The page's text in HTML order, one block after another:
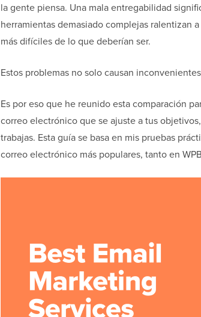
la gente piensa. Una mala entregabilidad
herramientas demasiado complejas ralentizan
más difíciles de lo que deberían ser.
Estos problemas no solo causan
Es por eso que he reunido esta comparación
correo electrónico que se ajuste a tus
trabajas. Esta guía se basa en mis pruebas
correo electrónico más populares, tanto en